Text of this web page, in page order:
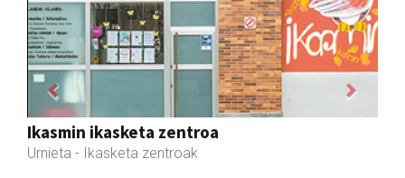
La Salle Berrozpe Ikastetxea
Andoain - Hezkuntza
Previous Next